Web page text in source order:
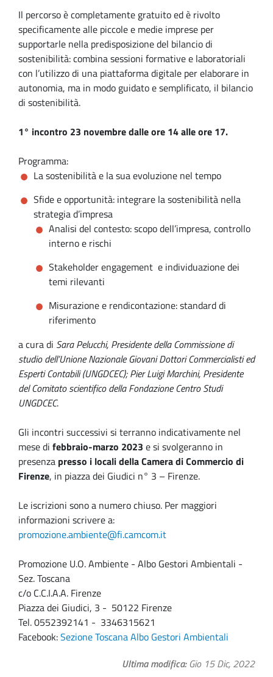
Il percorso è completamente gratuito ed è rivolto
specificamente alle piccole e medie imprese per
supportarle nella predisposizione del bilancio di
sostenibilità: combina sessioni formative e laboratoriali
con l’utilizzo di una piattaforma digitale per elaborare in
autonomia, ma in modo guidato e semplificato, il bilancio
di sostenibilità.
1° incontro 23 novembre dalle ore 14 alle ore 17.
Programma:
La sostenibilità e la sua evoluzione nel tempo
Sfide e opportunità: integrare la sostenibilità nella
strategia d’impresa
Analisi del contesto: scopo dell’impresa, controllo
interno e rischi
Stakeholder engagement e individuazione dei
temi rilevanti
Misurazione e rendicontazione: standard di
riferimento
a cura di Sara Pelucchi, Presidente della Commissione di
studio dell’Unione Nazionale Giovani Dottori Commercialisti ed
Esperti Contabili (UNGDCEC); Pier Luigi Marchini, Presidente
del Comitato scientifico della Fondazione Centro Studi
UNGDCEC.
Gli incontri successivi si terranno indicativamente nel
mese di febbraio-marzo 2023 e si svolgeranno in
presenza presso i locali della Camera di Commercio di
Firenze, in piazza dei Giudici n° 3 – Firenze.
Le iscrizioni sono a numero chiuso. Per maggiori
informazioni scrivere a:
promozione.ambiente@fi.camcom.it
Promozione U.O. Ambiente - Albo Gestori Ambientali -
Sez. Toscana
c/o C.C.I.A.A. Firenze
Piazza dei Giudici, 3 - 50122 Firenze
Tel. 0552392141 - 3346315621
Facebook:Sezione Toscana Albo Gestori Ambientali
Ultima modifica Gio 15 Dic, 2022